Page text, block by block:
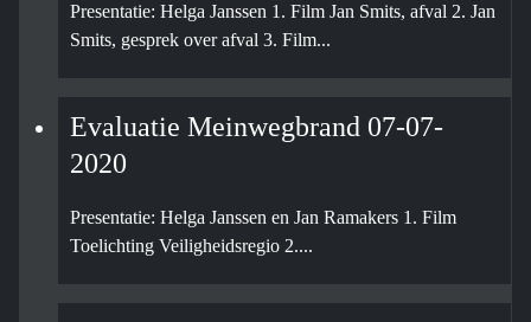
Presentatie: Helga Janssen 1. Film Jan Smits, afval 2. Jan
Smits, gesprek over afval 3. Film...
Evaluatie Meinwegbrand 07-07-
2020
Presentatie: Helga Janssen en Jan Ramakers 1. Film
Toelichting Veiligheidsregio 2....